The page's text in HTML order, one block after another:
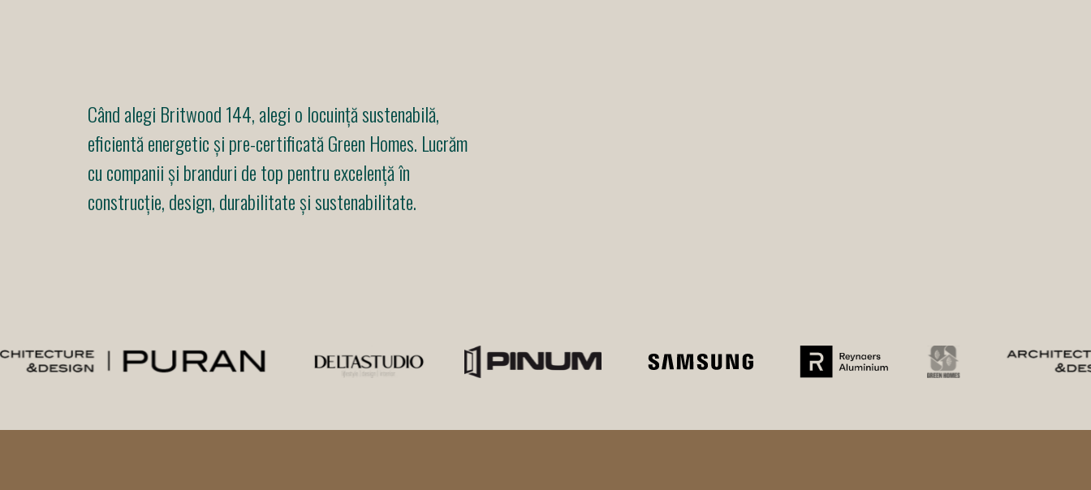
Când alegi Britwood 144, alegi o locuință sustenabilă,
eficientă energetic și pre-certificată Green Homes. Lucrăm
cu companii și branduri de top pentru excelență în
construcție, design, durabilitate și sustenabilitate.